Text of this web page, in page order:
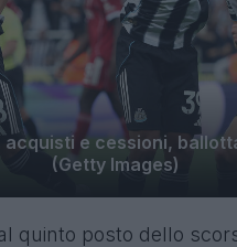
e cessioni,
(Getty Images)
quinto posto dello